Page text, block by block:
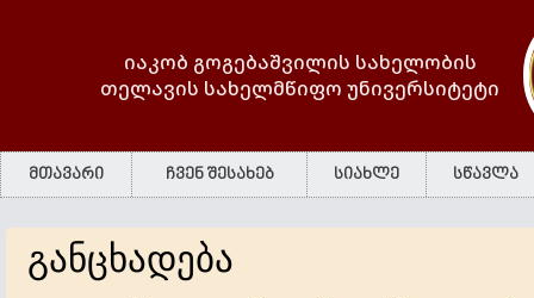
იაკობ გოგებაშვილის სახელობის
თელავის სახელმწიფო უნივერსიტეტი
მთავარი ჩვენ შესახებ სიახლე სწავლა
განცხადება